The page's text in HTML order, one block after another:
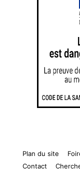
Plan du site
Contact